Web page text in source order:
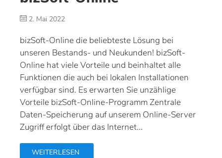
2. Mai 2022
bizSoft-Online die beliebteste Lösung bei
unseren Bestands- und Neukunden! bizSoft-
Online hat viele Vorteile und beinhaltet alle
Funktionen die auch bei lokalen Installationen
verfügbar sind. Es erwarten Sie unzählige
Vorteile bizSoft-Online-Programm Zentrale
Daten-Speicherung auf unserem Online-Server
Zugriff erfolgt über das Internet...
WEITERLESEN